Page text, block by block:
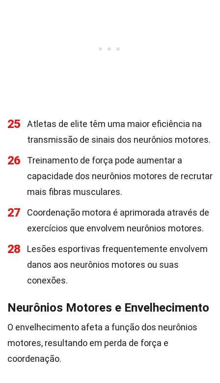
25
Atletas de elite têm uma maior eficiência na
transmissão de sinais dos neurônios motores.
26
Treinamento de força pode aumentar a
capacidade dos neurônios motores de recrutar
mais fibras musculares.
27
Coordenação motora é aprimorada através de
exercícios que envolvem neurônios motores.
28
Lesões esportivas frequentemente envolvem
danos aos neurônios motores ou suas
conexões.
Neurônios Motores e Envelhecimento
O envelhecimento afeta a função dos neurônios
motores, resultando em perda de força e
coordenação.